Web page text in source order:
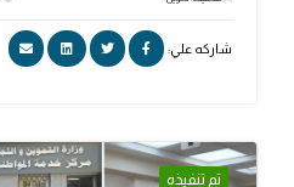
شاركه علي:
تم تنفيذه